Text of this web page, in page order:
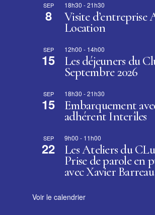
SEP
8
18h30 -21h30
Visite d’entreprise
Location
SEP
15
12h00 - 14h00
Les déjeuners du
Septembre 2026
SEP
15
18h30 -21h30
Embarquement
adhérent Interîles
SEP
22
9h00 - 11h00
Les Ateliers du
Prise de parole en
avec Xavier Barreau
Voir le calendrier